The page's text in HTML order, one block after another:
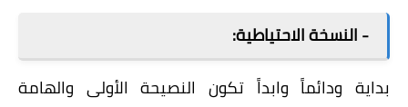
- النسخة الاحتياطية:
بداية ودائماً وابداً تكون النصيحة الأولى والهامة